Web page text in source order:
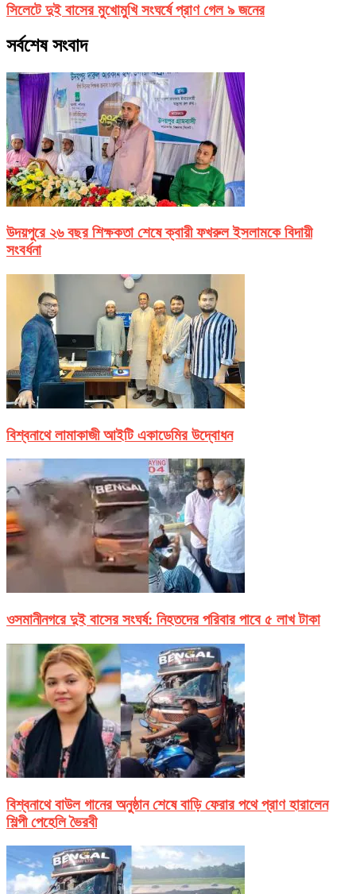
সিলেটে দুই বাসের মুখোমুখি সংঘর্ষে প্রাণ গেল ৯ জনের
সর্বশেষ সংবাদ
উদয়পুরে ২৬ বছর শিক্ষকতা শেষে ক্বারী ফখরুল ইসলামকে বিদায়ী
সংবর্ধনা
বিশ্বনাথে লামাকাজী আইটি একাডেমির উদ্বোধন
ওসমানীনগরে দুই বাসের সংঘর্ষ: নিহতদের পরিবার পাবে ৫ লাখ টাকা
বিশ্বনাথে বাউল গানের অনুষ্ঠান শেষে বাড়ি ফেরার পথে প্রাণ হারালেন
শিল্পী পেহেলি ভৈরবী